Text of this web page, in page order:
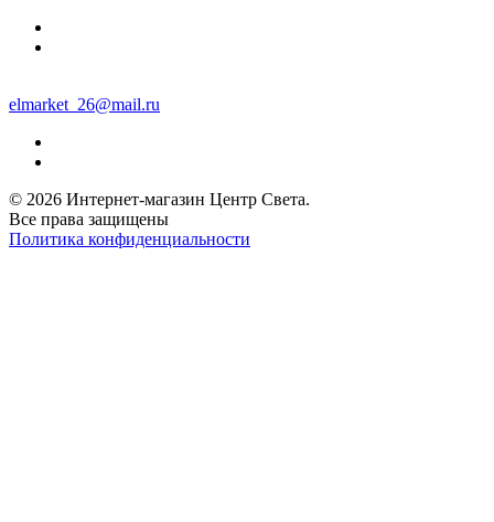
elmarket_26@mail.ru
© 2026 Интернет-магазин Центр Света.
Все права защищены
Политика конфиденциальности